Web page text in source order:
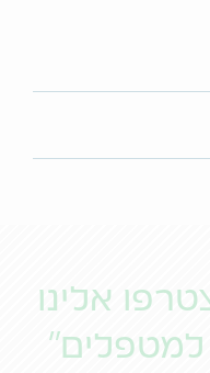
אלינו
למטפלים"